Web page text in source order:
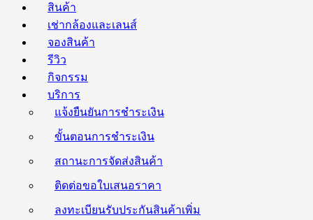
สินค้า
เช่ากล้องและเลนส์
จองสินค้า
รีวิว
กิจกรรม
บริการ
แจ้งยืนยันการชำระเงิน
ขั้นตอนการชำระเงิน
สถานะการจัดส่งสินค้า
ติดต่อขอใบเสนอราคา
ลงทะเบียนรับประกันสินค้าเพิ่ม